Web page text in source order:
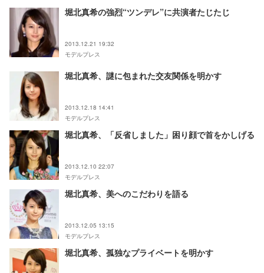
堀北真希の強烈“ツンデレ”に共演者たじたじ
2013.12.21 19:32
モデルプレス
堀北真希、謎に包まれた交友関係を明かす
2013.12.18 14:41
モデルプレス
堀北真希、「反省しました」困り顔で首をかしげる
2013.12.10 22:07
モデルプレス
堀北真希、美へのこだわりを語る
2013.12.05 13:15
モデルプレス
堀北真希、孤独なプライベートを明かす